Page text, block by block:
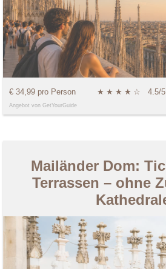
€ 34,99 pro Person ★ ★ ★ ★ ☆ 4.5/5
Angebot von GetYourGuide
Mailänder Dom:
Terrassen – ohne